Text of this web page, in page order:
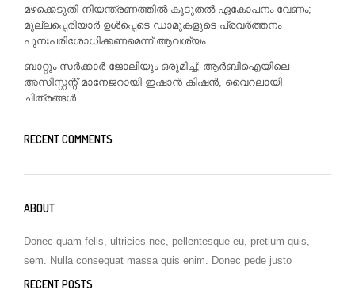
മഴക്കെടുതി നിയന്ത്രണത്തിൽ കൂടുതൽ ഏകോപനം വേണം;
മുല്ലപ്പെരിയാർ ഉൾപ്പെടെ ഡാമുകളുടെ പ്രവർത്തനം
പുനഃപരിശോധിക്കണമെന്ന് ആവശ്യം
ബാറ്റും സർക്കാർ ജോലിയും ഒരുമിച്ച്; ആർബിഐയിലെ
അസിസ്റ്റന്റ് മാനേജറായി ഇഷാൻ കിഷൻ, വൈറലായി
ചിത്രങ്ങൾ
RECENT COMMENTS
ABOUT
Donec quam felis, ultricies nec, pellentesque eu, pretium quis,
sem. Nulla consequat massa quis enim. Donec pede justo
RECENT POSTS